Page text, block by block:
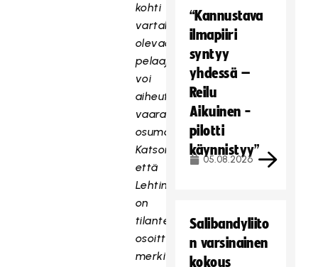
kohti
vartalokontaktissa
olevaa
pelaajaa,
voi
aiheuttaa
vaarallisen
osuman.
Katson,
että
Lehtiniemi
on
tilanteessa
osoittanut
merkittävää
“Kannustava
ilmapiiri
syntyy
yhdessä –
Reilu
Aikuinen -
pilotti
käynnistyy”
05.08.2026
Salibandyliito
n varsinainen
kokous